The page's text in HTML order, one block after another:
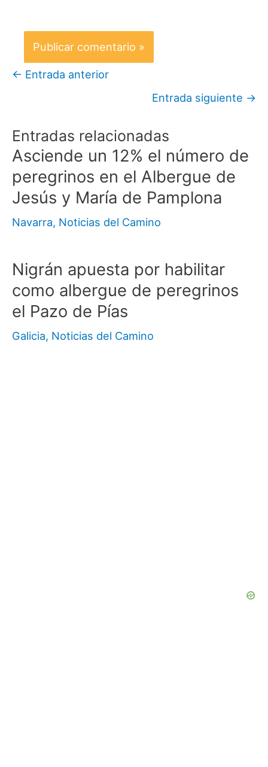
← Entrada anterior
Entrada siguiente →
Entradas relacionadas
Asciende un 12% el número de
peregrinos en el Albergue de
Jesús y María de Pamplona
Navarra, Noticias del Camino
Nigrán apuesta por habilitar
como albergue de peregrinos
el Pazo de Pías
Galicia, Noticias del Camino